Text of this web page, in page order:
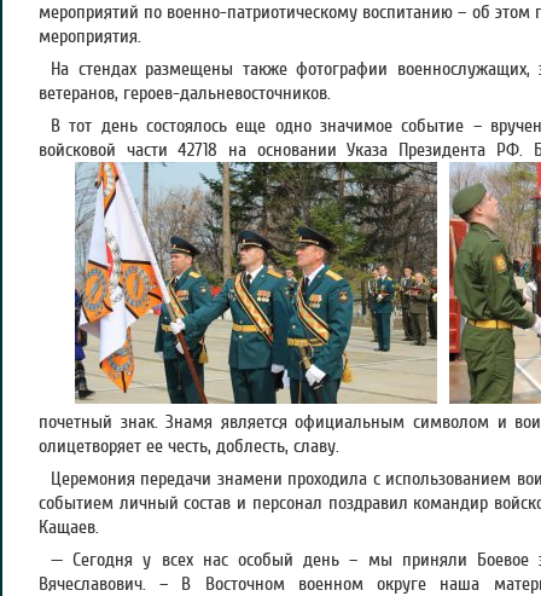
мероприятий по военно-патриотическому воспитанию – об этом
мероприятия.
На стендах размещены также фотографии военнослужащих,
ветеранов, героев-дальневосточников.
В тот день состоялось еще одно значимое событие –
войсковой части 42718 на основании Указа Президента РФ.
почетный знак. Знамя является официальным символом и
олицетворяет ее честь, доблесть, славу.
Церемония передачи знамени проходила с использованием
событием личный состав и персонал поздравил командир
Кащаев.
— Сегодня у всех нас особый день – мы приняли Боевое
Вячеславович. – В Восточном военном округе наша